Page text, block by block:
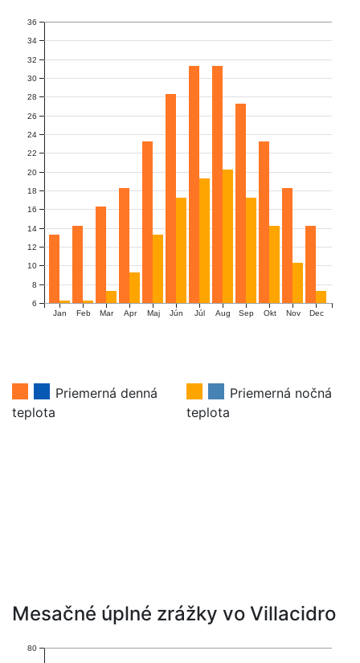
Jan Feb Mar Apr Maj Jún Júl Aug Sep Okt Nov Dec
6
8
10
12
14
16
18
20
22
24
26
28
30
32
34
36
Priemerná denná
teplota
Priemerná nočná
teplota
Mesačné úplné zrážky vo Villacidro
80